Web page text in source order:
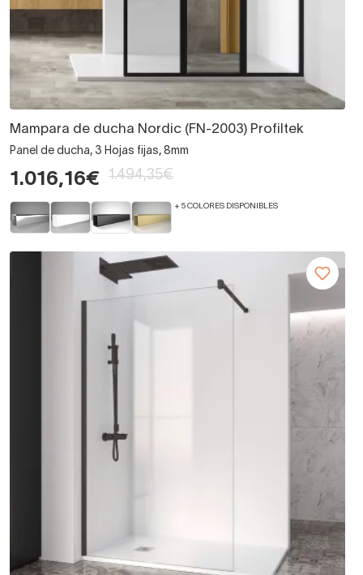
Mampara de ducha Nordic (FN-2003) Profiltek
Panel de ducha, 3 Hojas fijas, 8mm
1.016,16€ 1.494,35€
+ 5 COLORES DISPONIBLES